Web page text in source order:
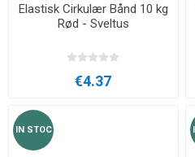
Elastisk Cirkulær Bånd 10 kg
Rød - Sveltus
€4.37
IN STOC